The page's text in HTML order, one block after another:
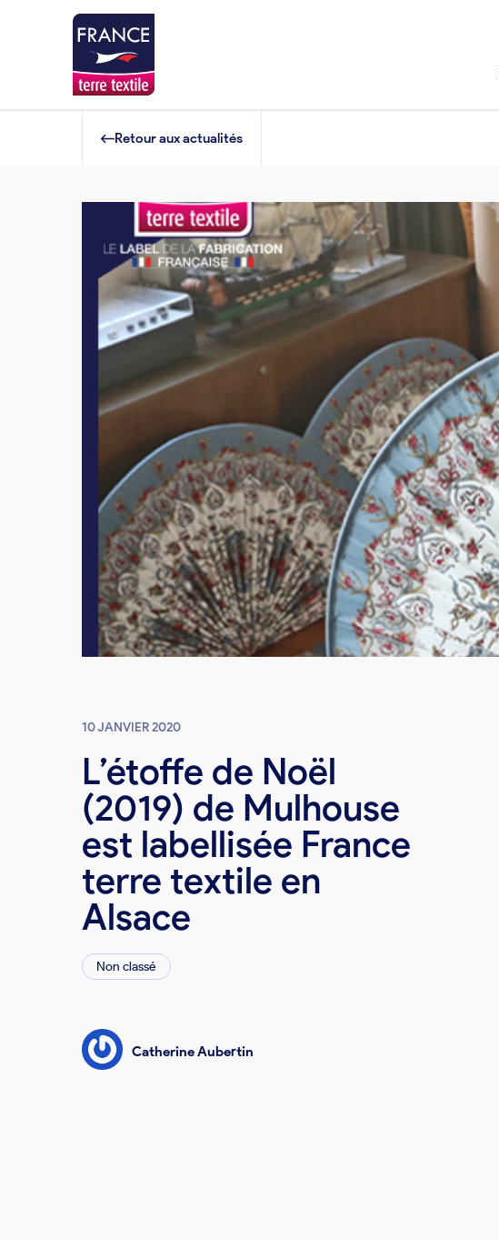
Retour aux actualités
10 JANVIER 2020
L’étoffe de Noël
(2019) de Mulhouse
est labellisée France
terre textile en
Alsace
Non classé
Catherine Aubertin